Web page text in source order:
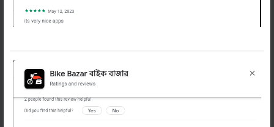
বাইক বাজার
প্রোফাইল